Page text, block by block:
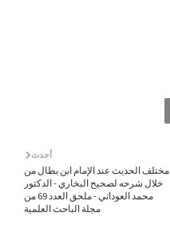
أحدث
مختلف الحديث عند الإمام ابن بطال من
خلال شرحه لصحيح البخاري - الدكتور
محمد العوداتي - ملحق العدد 69 من
مجلة الباحث العلمية